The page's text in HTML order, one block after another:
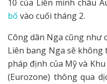
10 của Liên minh châu
bố vào cuối tháng 2.
Công dân Nga cũng như
Liên bang Nga sẽ không
pháp định của Mỹ và
(Eurozone) thông qua